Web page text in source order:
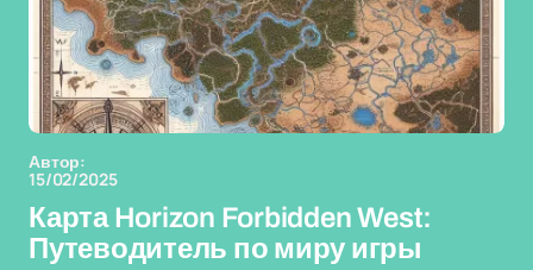
Автор:
15/02/2025
Карта Horizon Forbidden West:
Путеводитель по миру игры